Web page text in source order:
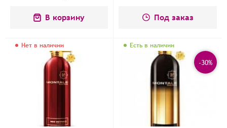
В корзину Под заказ
Нет в наличии Есть в наличии
-30%